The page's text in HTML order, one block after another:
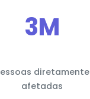
3M
diretamente
afetadas